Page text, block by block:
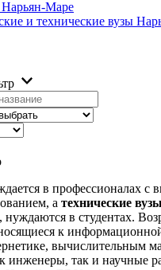
Нарьян-Маре
и технические вузы
в профессионалах с
а технические
нуждаются в студентах.
к
вычислительным
так и научные